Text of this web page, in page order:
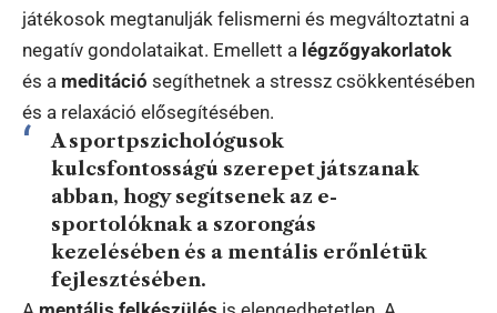
játékosok megtanulják felismerni és megváltoztatni a
negatív gondolataikat. Emellett a légzőgyakorlatok
és a meditáció segíthetnek a stressz csökkentésében
és a relaxáció elősegítésében.
A sportpszichológusok
kulcsfontosságú szerepet játszanak
abban, hogy segítsenek az e-
sportolóknak a szorongás
kezelésében és a mentális erőnlétük
fejlesztésében.